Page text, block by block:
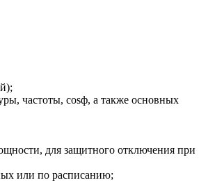
частоты, cosф, а также основных
для защитного отключения при
или по расписанию;